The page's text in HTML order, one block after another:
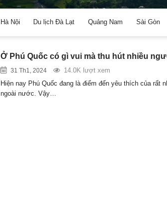
Hà Nội Du lịch Đà Lạt Quảng Nam Sài Gòn
Ở Phú Quốc có gì vui mà thu hút nhiều
31 Th1, 2024
14.0K lượt xem
Hiện nay Phú Quốc đang là điểm đến yêu thích của rất
ngoài nước. Vậy…